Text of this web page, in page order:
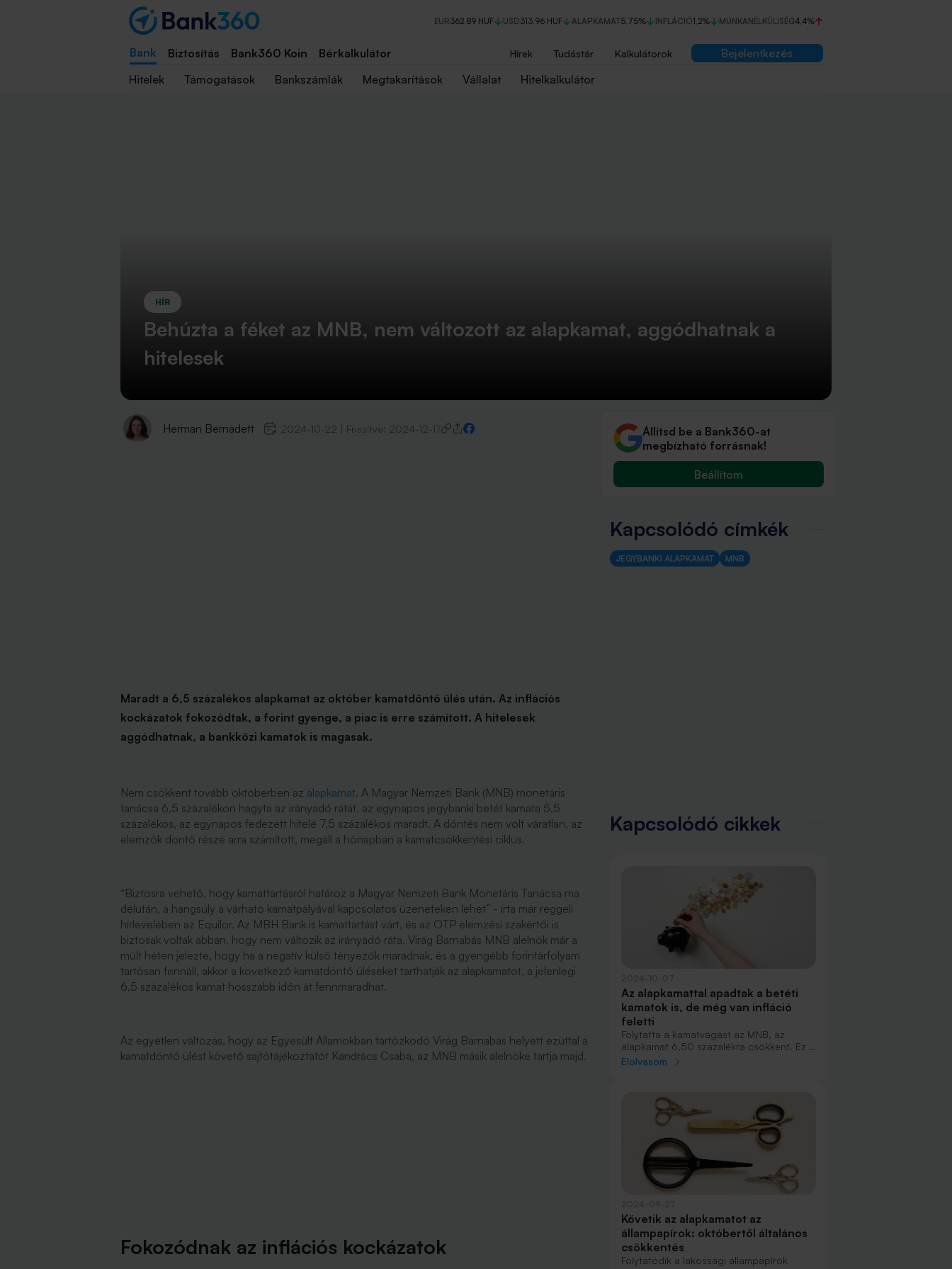
EUR362,89 HUF USD313,96 HUF ALAPKAMAT5,75% INFLÁCIÓ1,2% MUNKANÉLKÜLISÉG4,4%
Bank Biztosítás Bank360 Koin Bérkalkulátor Hírek Tudástár Kalkulátorok
Bejelentkezés
Hitelek
Támogatások Bankszámlák Megtakarítások Vállalat Hitelkalkulátor
HÍR
Behúzta a féket az MNB, nem változott az alapkamat, aggódhatnak a
hitelesek
Herman Bernadett 2024-10-22 Frissítve: 2024-12-17
Maradt a 6,5 százalékos alapkamat az október kamatdöntő ülés után. Az inflációs
kockázatok fokozódtak, a forint gyenge, a piac is erre számított. A hitelesek
aggódhatnak, a bankközi kamatok is magasak.
Nem csökkent tovább októberben az alapkamat. A Magyar Nemzeti Bank (MNB) monetáris
tanácsa 6,5 százalékon hagyta az irányadó rátát, az egynapos jegybanki betét kamata 5,5
százalékos, az egynapos fedezett hitelé 7,5 százalékos maradt. A döntés nem volt váratlan, az
elemzők döntő része arra számított, megáll a hónapban a kamatcsökkentési ciklus.
“Biztosra vehető, hogy kamattartásról határoz a Magyar Nemzeti Bank Monetáris Tanácsa ma
délután, a hangsúly a várható kamatpályával kapcsolatos üzeneteken lehet” - írta már reggeli
hírlevelében az Equilor. Az MBH Bank is kamattartást várt, és az OTP elemzési szakértői is
biztosak voltak abban, hogy nem változik az irányadó ráta. Virág Barnabás MNB alelnök már a
múlt héten jelezte, hogy ha a negatív külső tényezők maradnak, és a gyengébb forintárfolyam
tartósan fennáll, akkor a következő kamatdöntő üléseket tarthatják az alapkamatot, a jelenlegi
6,5 százalékos kamat hosszabb időn át fennmaradhat.
Az egyetlen változás, hogy az Egyesült Államokban tartózkodó Virág Barnabás helyett ezúttal a
kamatdöntő ülést követő sajtótájékoztatót Kandrács Csaba, az MNB másik alelnöke tartja majd.
Fokozódnak az inflációs kockázatok
Állítsd be a Bank360-at
megbízható forrásnak!
Beállítom
Kapcsolódó címkék
JEGYBANKI ALAPKAMAT MNB
Kapcsolódó cikkek
Az alapkamattal apadtak a betéti
kamatok is, de még van infláció
feletti
Folytatta a kamatvágást az MNB, az
alapkamat 6,50 százalékra csökkent. Ez a
betéti kamatokra is hatással van, több
ajánlatot, ahol az infláció feletti hozamra
számíthatunk.
Elolvasom
Követik az alapkamatot az
állampapírok: októbertől általános
csökkentés
Folytatódik a lakossági állampapírok